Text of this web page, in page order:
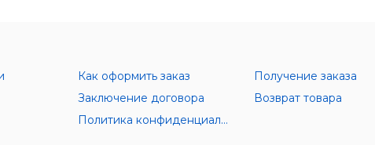
Как оформить заказ
Получение заказа
Заключение договора
Возврат товара
Политика конфиденциальности